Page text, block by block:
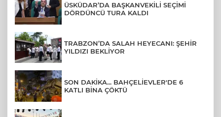
ÜSKÜDAR’DA BAŞKANVEKİLİ SEÇİMİ
DÖRDÜNCÜ TURA KALDI
TRABZON’DA SALAH HEYECANI: ŞEHİR
YILDIZI BEKLİYOR
SON DAKİKA... BAHÇELİEVLER'DE 6
KATLI BİNA ÇÖKTÜ